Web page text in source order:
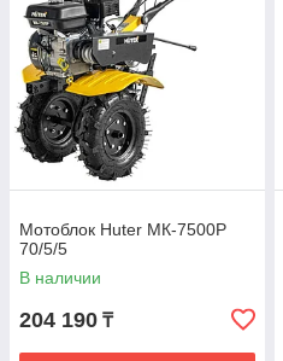
Мотоблок Huter МК-7500P
70/5/5
В наличии
204 190 ₸